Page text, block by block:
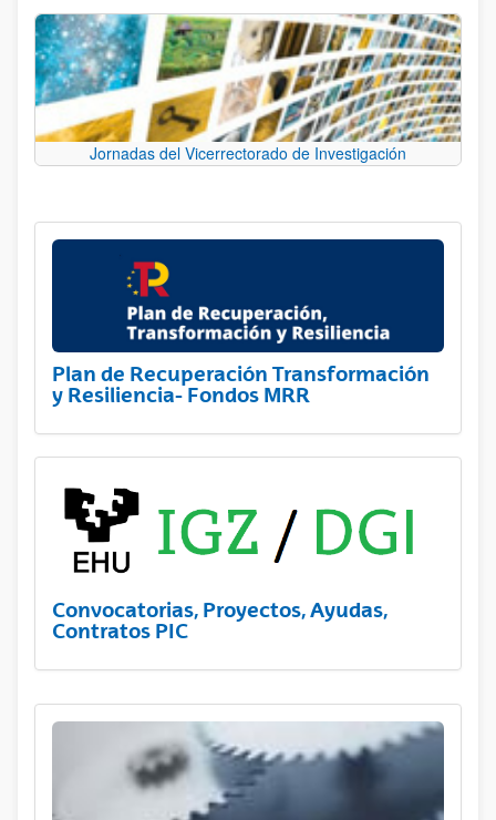
Jornadas del Vicerrectorado de Investigación
Plan de Recuperación Transformación
y Resiliencia- Fondos MRR
Convocatorias, Proyectos, Ayudas,
Contratos PIC